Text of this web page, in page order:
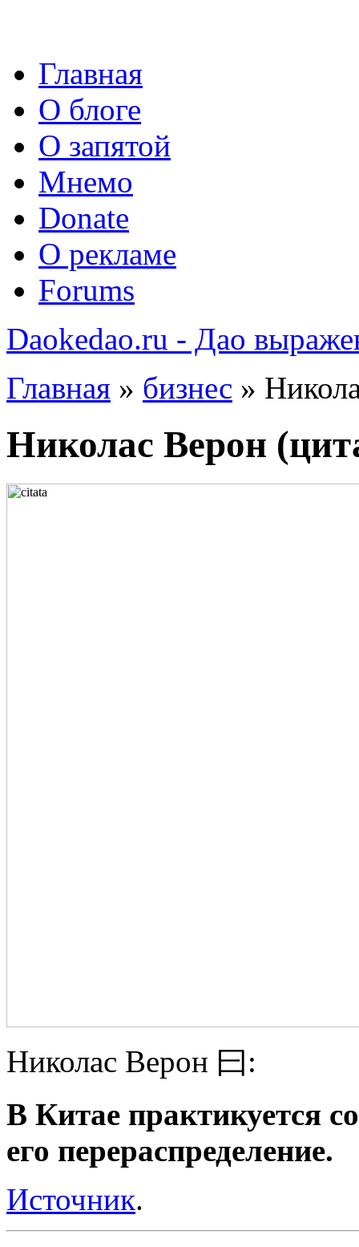
Главная
О блоге
О запятой
Мнемо
Donate
О рекламе
Forums
Daokedao.ru - Дао
Главная » бизнес »
Николас Верон
Николас Верон 曰:
В Китае практикуется
его перераспределение.
Источник.